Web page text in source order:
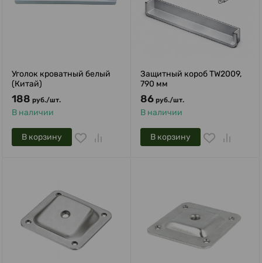
Уголок кроватный белый
(Китай)
188 руб./шт.
В наличии
В корзину
Защитный короб TW2009,
790 мм
86 руб./шт.
В наличии
В корзину